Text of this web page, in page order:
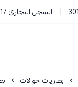
السجل التجاري 1132100017
بطاريات جوالات